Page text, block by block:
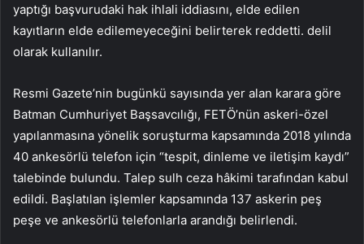
yaptığı başvurudaki hak ihlali iddiasını, elde edilen
kayıtların elde edilemeyeceğini belirterek reddetti. delil
olarak kullanılır.
Resmi Gazete’nin bugünkü sayısında yer alan karara göre
Batman Cumhuriyet Başsavcılığı, FETÖ’nün askeri-özel
yapılanmasına yönelik soruşturma kapsamında 2018 yılında
40 ankesörlü telefon için “tespit, dinleme ve iletişim kaydı”
talebinde bulundu. Talep sulh ceza hâkimi tarafından kabul
edildi. Başlatılan işlemler kapsamında 137 askerin peş
peşe ve ankesörlü telefonlarla arandığı belirlendi.